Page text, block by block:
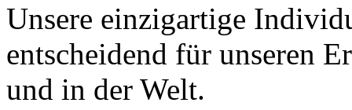
Unsere einzigartige
entscheidend für unseren
und in der Welt.